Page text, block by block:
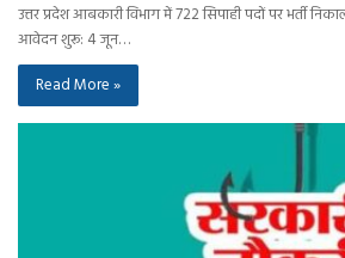
उत्तर प्रदेश आबकारी विभाग में 722 सिपाही पदों पर भर्ती
आवेदन शुरू: 4 जून…
Read More »